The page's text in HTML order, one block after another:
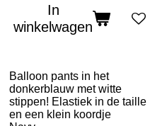
In
winkelwagen
Balloon pants in het
donkerblauw met witte
stippen! Elastiek in de taille
en een klein koordje